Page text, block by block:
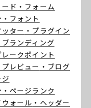
ード ・フォーム
・フォント
ッター ・プラグイン
ブランディング
レークポイント
プレビュー ・ブログ
・ページランク
ウォール ・ヘッダー